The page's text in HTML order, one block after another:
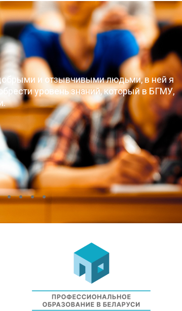
и отзывчивыми людьми, в ней я
уровень знаний, который в БГМУ,